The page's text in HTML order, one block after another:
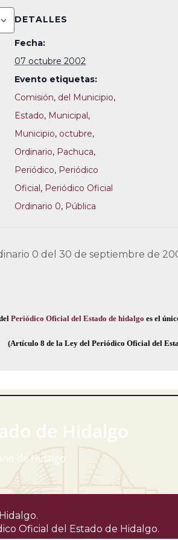
DETALLES
Fecha:
07 octubre 2002
Evento etiquetas:
Comisión, del Municipio,
Estado, Municipal,
Municipio, octubre,
Ordinario, Pachuca,
Periódico, Periódico
Oficial, Periódico Oficial
Ordinario 0, Pública
0 del 30 de septiembre de
Periódico Oficial del Estado de hidalgo es el
(Artículo 8 de la Ley del Periódico Oficial del
de Hidalgo
de Hidalgo
Oficial del Estado de Hidalgo.